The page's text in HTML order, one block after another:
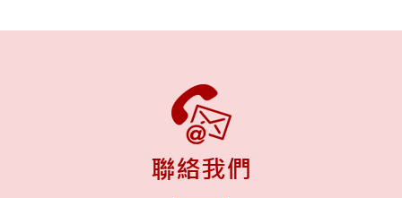
聯絡我們